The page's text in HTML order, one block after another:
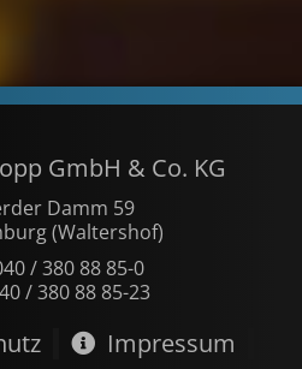
GmbH & Co. KG
Damm 59
(Waltershof)
/ 380 88 85-0
/ 380 88 85-23
Impressum